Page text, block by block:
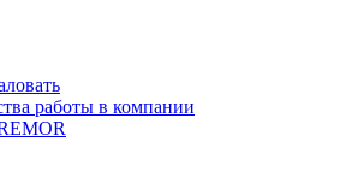
работы в компании